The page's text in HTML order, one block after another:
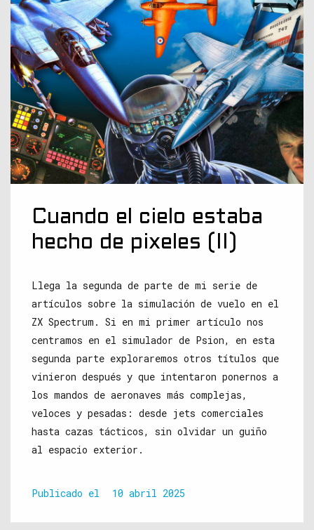
Cuando el cielo estaba
hecho de pixeles (II)
Llega la segunda de parte de mi serie de
artículos sobre la simulación de vuelo en el
ZX Spectrum. Si en mi primer artículo nos
centramos en el simulador de Psion, en esta
segunda parte exploraremos otros títulos que
vinieron después y que intentaron ponernos a
los mandos de aeronaves más complejas,
veloces y pesadas: desde jets comerciales
hasta cazas tácticos, sin olvidar un guiño
al espacio exterior.
Publicado el 10 abril 2025